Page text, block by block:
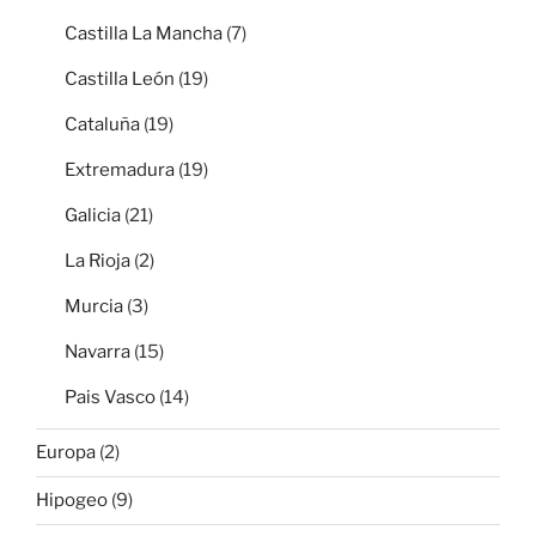
Castilla La Mancha (7)
Castilla León (19)
Cataluña (19)
Extremadura (19)
Galicia (21)
La Rioja (2)
Murcia (3)
Navarra (15)
Pais Vasco (14)
Europa (2)
Hipogeo (9)